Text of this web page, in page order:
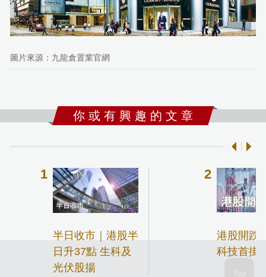
圖片來源：九龍倉置業官網
你 或 有 興 趣 的 文 章
半日收市｜港股半
日升37點 生科及
光伏股揚
港股開跌3點
科技首掛